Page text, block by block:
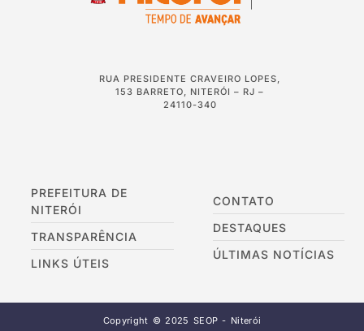
RUA PRESIDENTE CRAVEIRO LOPES,
153 BARRETO, NITERÓI – RJ –
24110-340
PREFEITURA DE
NITERÓI
TRANSPARÊNCIA
LINKS ÚTEIS
CONTATO
DESTAQUES
ÚLTIMAS NOTÍCIAS
Copyright © 2025 SEOP - Niterói